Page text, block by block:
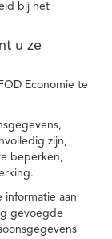
bij het
u ze
Economie te
zijn,
beperken,
aan
gevoegde